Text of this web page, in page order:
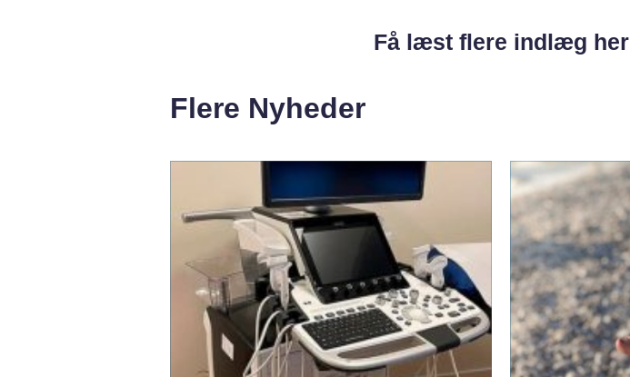
Få læst flere indlæg her
Flere Nyheder